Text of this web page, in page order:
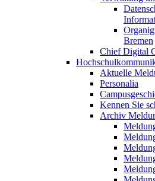
Bremen
Chief Digital
Aktuelle
Personalia
Kennen Sie
Archiv